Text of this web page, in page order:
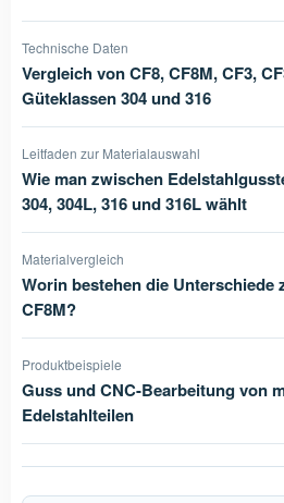
Technische Daten
Vergleich von CF8, CF8M, CF3,
Güteklassen 304 und 316
Leitfaden zur Materialauswahl
Wie man zwischen
304, 304L, 316 und 316L wählt
Materialvergleich
Worin bestehen die Unterschiede
CF8M?
Produktbeispiele
Guss und CNC-Bearbeitung von
Edelstahlteilen